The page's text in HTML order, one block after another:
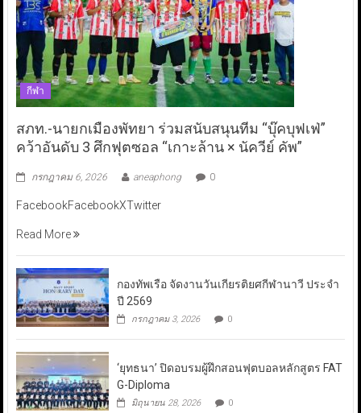
กีฬา
สภท.-นายกเมืองพัทยา ร่วมสนับสนุนทีม “บุ๊คบุฟเฟ่”
คว้าอันดับ 3 ศึกฟุตซอล “เกาะล้าน × นัควีย์ คัพ”
กรกฎาคม 6, 2026 aneaphong 0
FacebookFacebookXTwitter
Read More
กองทัพเรือ จัดงานวันเกียรติยศกีฬานาวี ประจำ
ปี 2569
กรกฎาคม 3, 2026 0
‘ยุทธนา’ ปิดอบรมผู้ฝึกสอนฟุตบอลหลักสูตร FAT
G-Diploma
มิถุนายน 28, 2026 0